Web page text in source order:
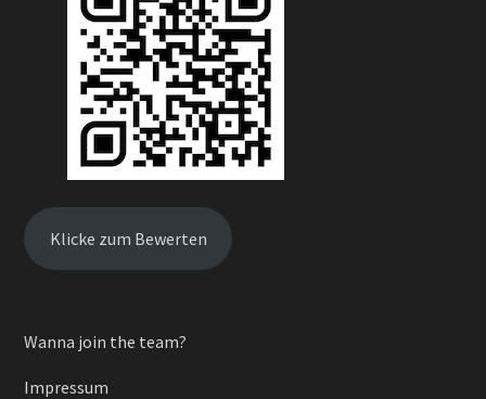
Klicke zum Bewerten
Wanna join the team?
Impressum